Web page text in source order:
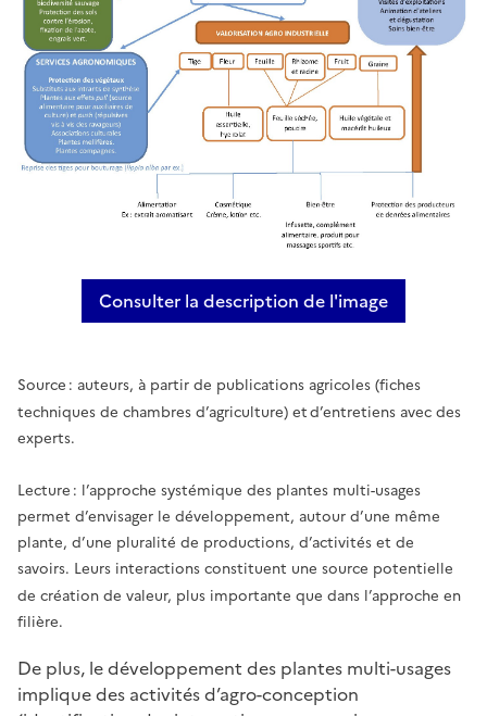
Consulter la description de l'image
PPAM (a) et plantes multi-
Source : auteurs, à partir de publications agricoles (fiches
techniques de chambres d’agriculture) et d’entretiens avec des
experts.
Lecture : l’approche systémique des plantes multi-usages
permet d’envisager le développement, autour d’une même
plante, d’une pluralité de productions, d’activités et de
savoirs. Leurs interactions constituent une source potentielle
de création de valeur, plus importante que dans l’approche en
filière.
De plus, le développement des plantes multi-usages
implique des activités d’agro-conception